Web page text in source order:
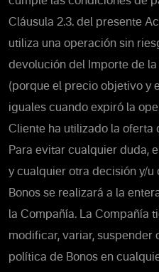
Cláusula 2.3. del presente
utiliza una operación sin
devolución del Importe de
(porque el precio objetivo y
iguales cuando expiró la
Cliente ha utilizado la oferta
Para evitar cualquier duda,
y cualquier otra decisión y/
Bonos se realizará a la
la Compañía. La Compañía
modificar, variar, suspender
política de Bonos en